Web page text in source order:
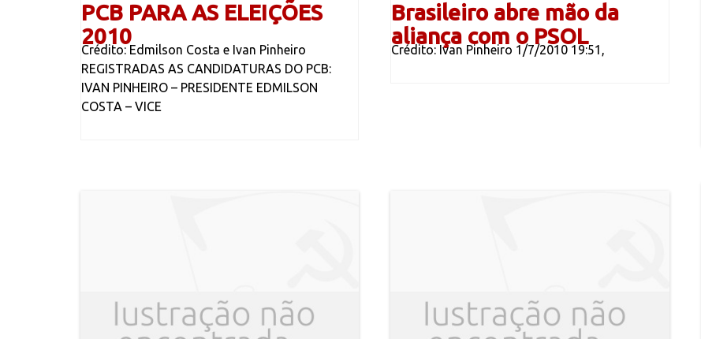
PCB PARA AS ELEIÇÕES
2010
Crédito: Edmilson Costa e Ivan Pinheiro
REGISTRADAS AS CANDIDATURAS DO PCB:
IVAN PINHEIRO – PRESIDENTE EDMILSON
COSTA – VICE
Brasileiro abre mão da
aliança com o PSOL
Crédito: Ivan Pinheiro 1/7/2010 19:51,